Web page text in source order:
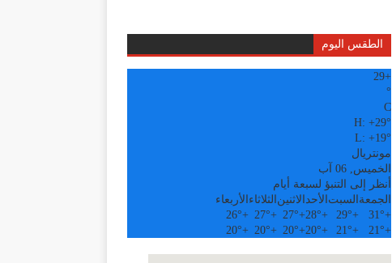
الطقس اليوم
+
29
°
C
H: +29°
L: +19°
مونتريال
الخميس, 06 آب
أنظر إلى التنبؤ لسبعة أيام
الجمعة السبت الأحد الاثنين الثلاثاء الأربعاء
+
31°
+
29°
+
28°
+
27°
+
27°
+
26°
+
21°
+
21°
+
20°
+
20°
+
20°
+
20°